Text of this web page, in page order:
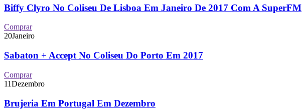
Biffy Clyro No Coliseu De Lisboa Em Janeiro De 2017 Com A SuperFM
Comprar
20Janeiro
Sabaton + Accept No Coliseu Do Porto Em 2017
Comprar
11Dezembro
Brujeria Em Portugal Em Dezembro